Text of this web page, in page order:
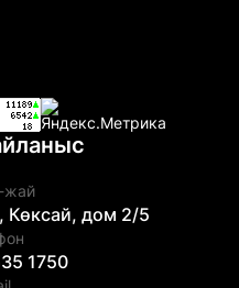
жай
Көксай, дом 2/5
1750